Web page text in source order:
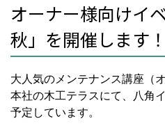
オーナー様向けイ
秋」を開催します！
大人気のメンテナンス講座（
本社の木工テラスにて、八角
予定しています。